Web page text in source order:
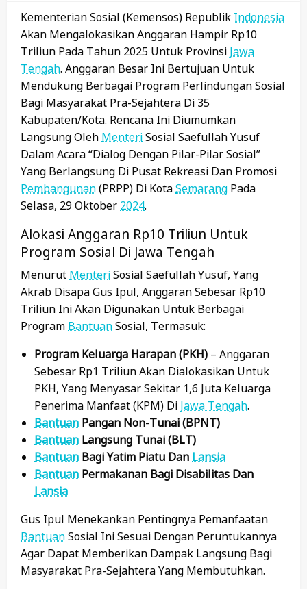
Kementerian Sosial (Kemensos) Republik Indonesia
Akan Mengalokasikan Anggaran Hampir Rp10
Triliun Pada Tahun 2025 Untuk Provinsi Jawa
Tengah. Anggaran Besar Ini Bertujuan Untuk
Mendukung Berbagai Program Perlindungan Sosial
Bagi Masyarakat Pra-Sejahtera Di 35
Kabupaten/kota. Rencana Ini Diumumkan
Langsung Oleh MenteriSosial Saefullah Yusuf
Dalam Acara “Dialog Dengan Pilar-Pilar Sosial”
Yang Berlangsung Di Pusat Rekreasi Dan Promosi
Pembangunan(PRPP) Di KotaSemarang Pada
Selasa, 29 Oktober 2024.
Alokasi Anggaran Rp10 Triliun Untuk
Program Sosial Di Jawa Tengah
Menurut MenteriSosial Saefullah Yusuf, Yang
Akrab Disapa Gus Ipul, Anggaran Sebesar Rp10
Triliun Ini Akan Digunakan Untuk Berbagai
Program BantuanSosial, Termasuk:
Program Keluarga Harapan (PKH) – Anggaran
Sebesar Rp1 Triliun Akan Dialokasikan Untuk
PKH, Yang Menyasar Sekitar 1,6 Juta Keluarga
Penerima Manfaat (KPM) Di Jawa Tengah.
Bantuan Pangan Non-Tunai (BPNT)
Bantuan Langsung Tunai (BLT)
Bantuan Bagi Yatim Piatu Dan Lansia
Bantuan Permakanan Bagi Disabilitas Dan
Lansia
Gus Ipul Menekankan Pentingnya Pemanfaatan
BantuanSosial Ini Sesuai Dengan Peruntukannya
Agar Dapat Memberikan Dampak Langsung Bagi
Masyarakat Pra-Sejahtera Yang Membutuhkan.